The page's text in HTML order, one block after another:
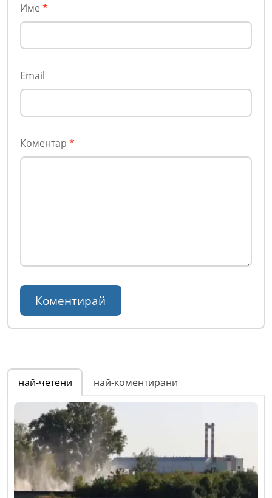
Име *
Email
Коментар *
най-четени най-коментирани